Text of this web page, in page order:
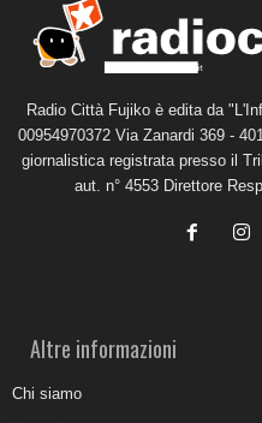
Radio Città Fujiko è edita da
00954970372 Via Zanardi 369 -
giornalistica registrata presso il
aut. n° 4553 Direttore
Altre informazioni
Chi siamo